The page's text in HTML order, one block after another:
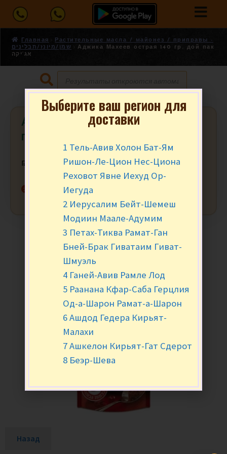
Главная
Растительные масла / майонез / приправы -
שמן/מיונז/תבלינים
Аджика Махеев острая 140 гр. дой пак
אג’יקה
Аджика Махеев острая 140 гр. дой
₪ за шт.
Нет в наличии
Назад
Выберите ваш регион для
доставки
1 Тель-Авив Холон Бат-Ям
Ришон-Ле-Цион Нес-Циона
Реховот Явне Иехуд Ор-
Иегуда
2 Иерусалим Бейт-Шемеш
Модиин Маале-Адумим
3 Петах-Тиква Рамат-Ган
Бней-Брак Гиватаим Гиват-
Шмуэль
4 Ганей-Авив Рамле Лод
5 Раанана Кфар-Саба Герцлия
Од-а-Шарон Рамат-а-Шарон
6 Ашдод Гедера Кирьят-
Малахи
7 Ашкелон Кирьят-Гат Сдерот
8 Беэр-Шева